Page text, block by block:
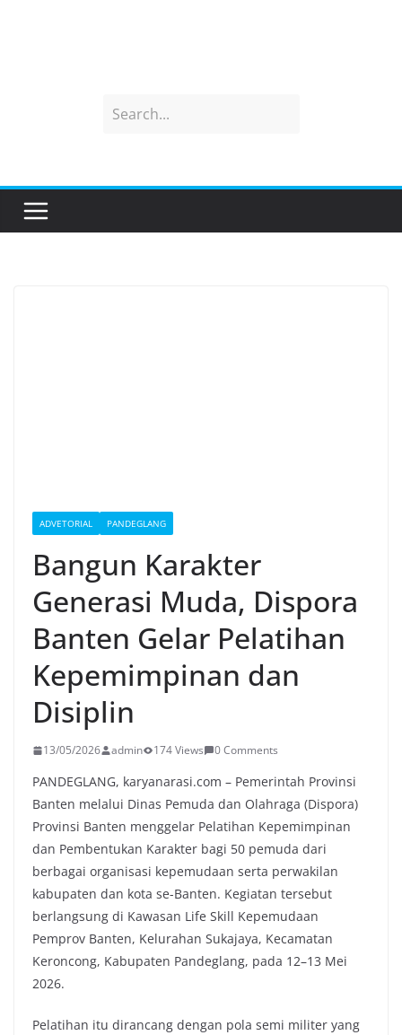
ADVETORIAL PANDEGLANG
Bangun Karakter
Generasi Muda, Dispora
Banten Gelar Pelatihan
Kepemimpinan dan
Disiplin
13/05/2026 admin 174 Views 0 Comments
PANDEGLANG, karyanarasi.com – Pemerintah Provinsi
Banten melalui Dinas Pemuda dan Olahraga (Dispora)
Provinsi Banten menggelar Pelatihan Kepemimpinan
dan Pembentukan Karakter bagi 50 pemuda dari
berbagai organisasi kepemudaan serta perwakilan
kabupaten dan kota se-Banten. Kegiatan tersebut
berlangsung di Kawasan Life Skill Kepemudaan
Pemprov Banten, Kelurahan Sukajaya, Kecamatan
Keroncong, Kabupaten Pandeglang, pada 12–13 Mei
2026.
Pelatihan itu dirancang dengan pola semi militer yang